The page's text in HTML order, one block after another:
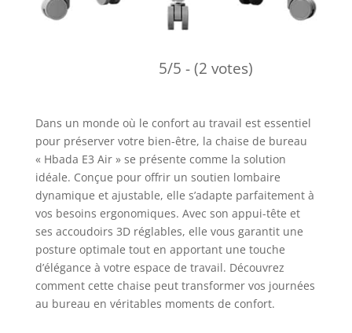
5/5 - (2 votes)
Dans un monde où le confort au travail est essentiel
pour préserver votre bien-être, la chaise de bureau
« Hbada E3 Air » se présente comme la solution
idéale. Conçue pour offrir un soutien lombaire
dynamique et ajustable, elle s’adapte parfaitement à
vos besoins ergonomiques. Avec son appui-tête et
ses accoudoirs 3D réglables, elle vous garantit une
posture optimale tout en apportant une touche
d’élégance à votre espace de travail. Découvrez
comment cette chaise peut transformer vos journées
au bureau en véritables moments de confort.